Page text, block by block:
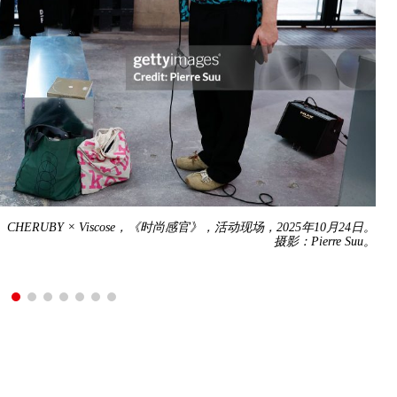
CHERUBY × Viscose，《时尚感官》，活动现场，2025年10月24日。
摄影：Pierre Suu。